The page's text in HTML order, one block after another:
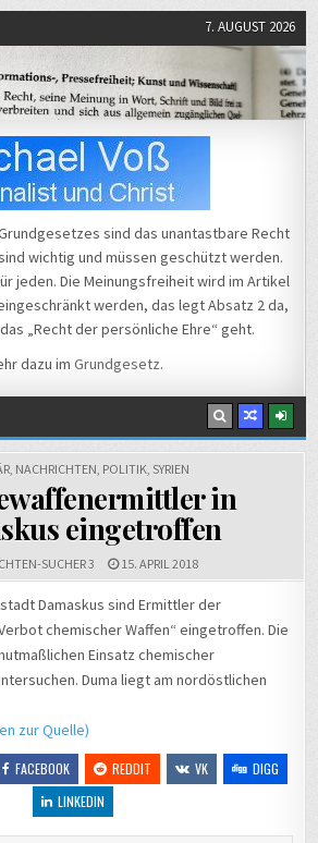
7. AUGUST 2026
sind das unantastbare Recht
wichtig und müssen geschützt werden.
jeden. Die Meinungsfreiheit wird im Artikel
werden, das legt Absatz 2 da,
„Recht der persönliche Ehre“ geht.
dazu im Grundgesetz.
, NACHRICHTEN, POLITIK, SYRIEN
in
eingetroffen
SUCHER 3 15. APRIL 2018
Damaskus sind Ermittler der
chemischer Waffen“ eingetroffen. Die
Einsatz chemischer
Duma liegt am nordöstlichen
zur Quelle)
FACEBOOK REDDIT VK
DIGG
LINKEDIN